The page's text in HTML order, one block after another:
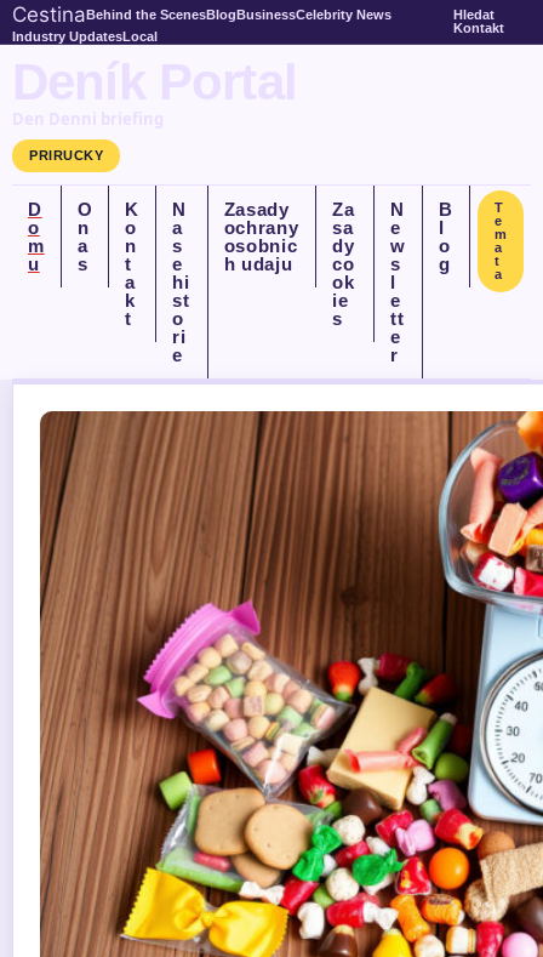
CestinaBehind the ScenesBlogBusinessCelebrity News
Industry UpdatesLocal
Hledat
Kontakt
Deník Portal
Den Denni briefing
PRIRUCKY
D
o
m
u
O
n
a
s
K
o
n
t
a
k
t
N
a
s
e
hi
st
o
ri
e
Zasady
ochrany
osobnic
h udaju
Za
sa
dy
co
ok
ie
s
N
e
w
s
l
e
tt
e
r
B
l
o
g
T
e
m
a
t
a